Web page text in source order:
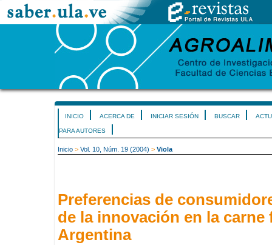
INICIO ACERCA DE INICIAR SESIÓN BUSCAR
PARA AUTORES
Inicio > Vol. 10, Núm. 19 (2004) > Viola
Preferencias de
de la innovación en la carne
Argentina